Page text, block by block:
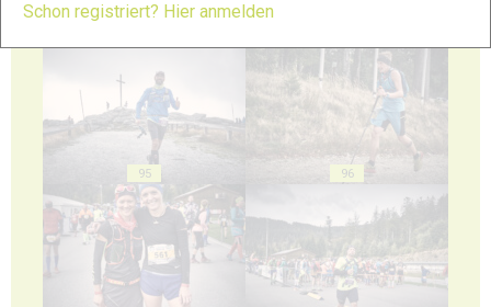
93
95 96
Schon registriert? Hier anmelden